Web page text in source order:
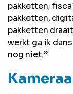
pakketten;
pakketten,
pakketten
werkt ga ik
nog niet.”